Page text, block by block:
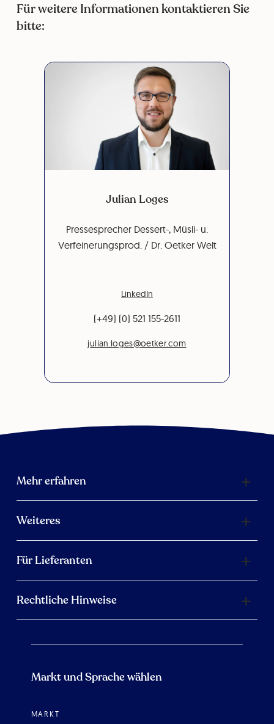
Für weitere Informationen kontaktieren Sie
bitte:
Julian Loges
Pressesprecher Dessert-, Müsli- u.
Verfeinerungsprod. / Dr. Oetker Welt
LinkedIn
(+49) (0) 521 155-2611
julian.loges@oetker.com
Mehr erfahren
Weiteres
Für Lieferanten
Rechtliche Hinweise
Markt und Sprache wählen
MARKT